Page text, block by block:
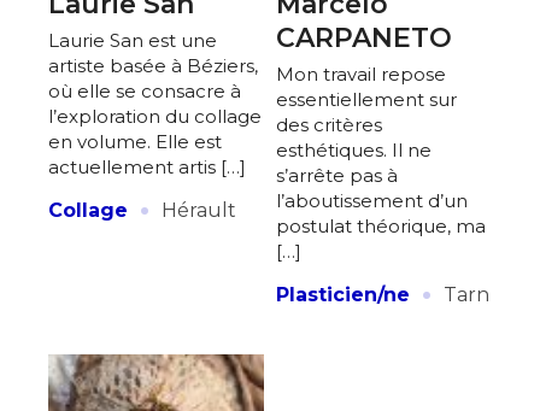
Laurie San est une
artiste basée à Béziers,
où elle se consacre à
l’exploration du collage
en volume. Elle est
actuellement artis […]
Collage
· Hérault
CARPANETO
Mon travail repose
essentiellement sur
des critères
esthétiques. Il ne
s’arrête pas à
l’aboutissement d’un
postulat théorique, ma
[…]
Plasticien/ne
· Tarn